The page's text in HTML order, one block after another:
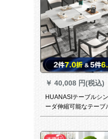
￥ 40,008 円(税込)
HUANASIテーブルシ
ーダ伸縮可能なテーブ
ーブルと椅子の組み合
ーブル（T 409）です。